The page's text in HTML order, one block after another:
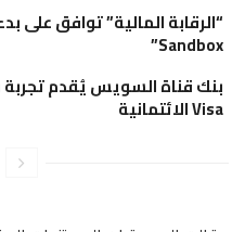
Sandbox”
بنك قناة السويس يُقدم
Visa الائتمانية